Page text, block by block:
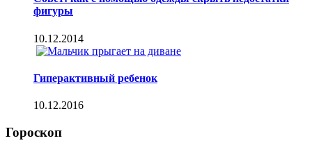
фигуры
10.12.2014
Гиперактивный ребенок
10.12.2016
Гороскоп